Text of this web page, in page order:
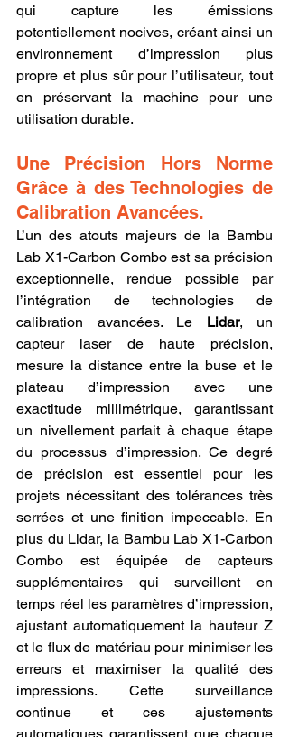
qui capture les émissions
potentiellement nocives, créant ainsi un
environnement d’impression plus
propre et plus sûr pour l’utilisateur, tout
en préservant la machine pour une
utilisation durable.
Une Précision Hors Norme
Grâce à des Technologies de
Calibration Avancées.
L’un des atouts majeurs de la Bambu
Lab X1-Carbon Combo est sa précision
exceptionnelle, rendue possible par
l’intégration de technologies de
calibration avancées. Le Lidar, un
capteur laser de haute précision,
mesure la distance entre la buse et le
plateau d’impression avec une
exactitude millimétrique, garantissant
un nivellement parfait à chaque étape
du processus d’impression. Ce degré
de précision est essentiel pour les
projets nécessitant des tolérances très
serrées et une finition impeccable. En
plus du Lidar, la Bambu Lab X1-Carbon
Combo est équipée de capteurs
supplémentaires qui surveillent en
temps réel les paramètres d’impression,
ajustant automatiquement la hauteur Z
et le flux de matériau pour minimiser les
erreurs et maximiser la qualité des
impressions. Cette surveillance
continue et ces ajustements